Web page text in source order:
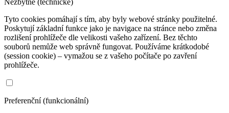
Nezbytné (technické)
Tyto cookies pomáhají s tím, aby byly webové stránky použitelné.
Poskytují základní funkce jako je navigace na stránce nebo změna
rozlišení prohlížeče dle velikosti vašeho zařízení. Bez těchto
souborů nemůže web správně fungovat. Používáme krátkodobé
(session cookie) – vymažou se z vašeho počítače po zavření
prohlížeče.
Preferenční (funkcionální)